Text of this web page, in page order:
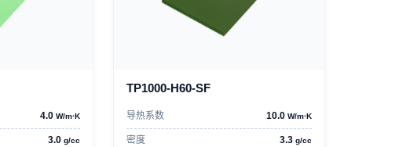
4.0 W/m·K
3.0 g/cc
TP1000-H60-SF
导热系数 10.0 W/m·K
密度 3.3 g/cc